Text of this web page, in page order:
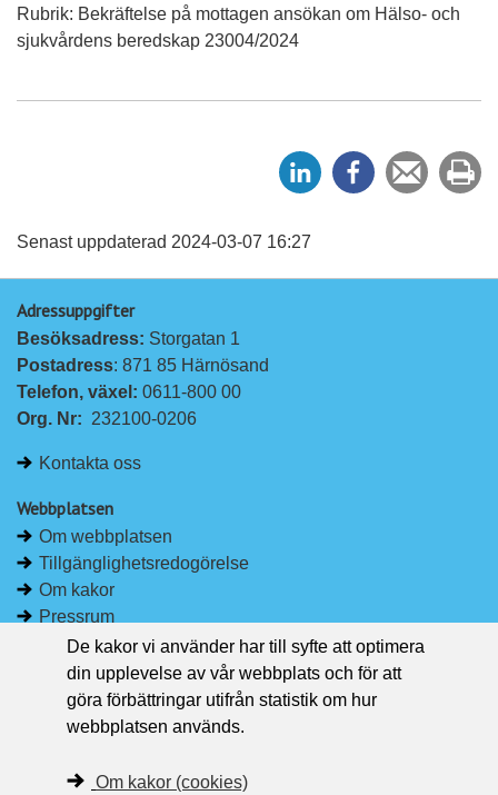
Rubrik: Bekräftelse på mottagen ansökan om Hälso- och
sjukvårdens beredskap 23004/2024
e
e
Tipsa
en
ut
Senast uppdaterad 2024-03-07 16:27
Adressuppgifter
Besöksadress: Storgatan 1
Postadress: 871 85 Härnösand
Telefon, växel: 0611-800 00
Org. Nr: 232100-0206
Kontakta oss
Webbplatsen
Om webbplatsen
Tillgänglighetsredogörelse
Om kakor
Pressrum
Håll dig uppdaterad
Följ Region Västernorrland på Facebook
Region Västernorrland i sociala medier
De kakor vi använder har till syfte att optimera
din upplevelse av vår webbplats och för att
göra förbättringar utifrån statistik om hur
webbplatsen används.
Om kakor (cookies)